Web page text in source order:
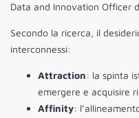
Data and Innovation Officer
Secondo la ricerca, il
interconnessi:
Attraction: la spinta
emergere e acquisire
Affinity: